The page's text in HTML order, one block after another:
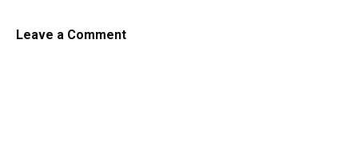
Leave a Comment